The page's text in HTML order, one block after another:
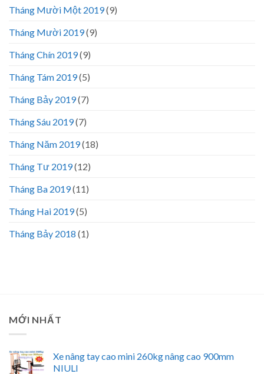
Tháng Mười Một 2019(9)
Tháng Mười 2019(9)
Tháng Chín 2019(9)
Tháng Tám 2019(5)
Tháng Bảy 2019(7)
Tháng Sáu 2019(7)
Tháng Năm 2019(18)
Tháng Tư 2019(12)
Tháng Ba 2019(11)
Tháng Hai 2019(5)
Tháng Bảy 2018 (1)
MỚI NHẤT
Xe nâng tay cao mini 260kg nâng cao 900mm
NIULI